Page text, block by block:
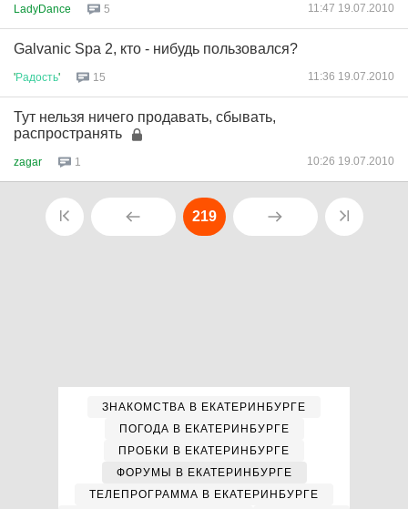
LadyDance 5 11:47 19.07.2010
Galvanic Spa 2, кто - нибудь пользовался?
'Радость' 15 11:36 19.07.2010
Тут нельзя ничего продавать, сбывать,
распространять
zagar 1 10:26 19.07.2010
219
ЗНАКОМСТВА В ЕКАТЕРИНБУРГЕ
ПОГОДА В ЕКАТЕРИНБУРГЕ
ПРОБКИ В ЕКАТЕРИНБУРГЕ
ФОРУМЫ В ЕКАТЕРИНБУРГЕ
ТЕЛЕПРОГРАММА В ЕКАТЕРИНБУРГЕ